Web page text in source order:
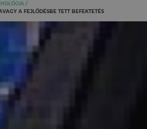
A FEJLŐDÉSBE TETT BEFEKTETÉS